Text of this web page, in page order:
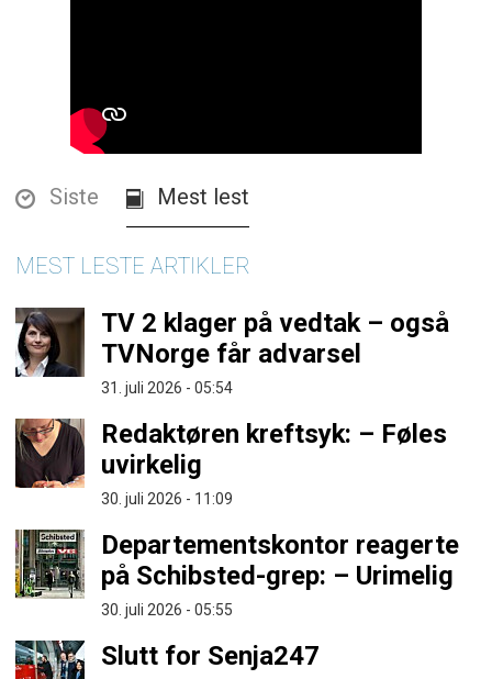
Siste Mest lest
MEST LESTE ARTIKLER
TV 2 klager på vedtak – også
TVNorge får advarsel
31. juli 2026 - 05:54
Redaktøren kreftsyk: – Føles
uvirkelig
30. juli 2026 - 11:09
Departementskontor reagerte
på Schibsted-grep: – Urimelig
30. juli 2026 - 05:55
Slutt for Senja247